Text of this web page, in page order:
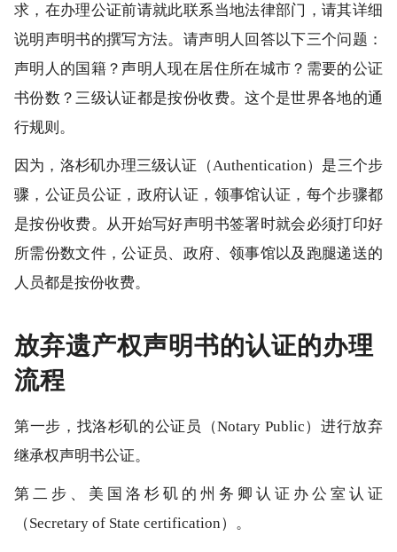
求，在办理公证前请就此联系当地法律部门，请其详细
说明声明书的撰写方法。请声明人回答以下三个问题：
声明人的国籍？声明人现在居住所在城市？需要的公证
书份数？三级认证都是按份收费。这个是世界各地的通
行规则。
因为，洛杉矶办理三级认证（Authentication）是三个步
骤，公证员公证，政府认证，领事馆认证，每个步骤都
是按份收费。从开始写好声明书签署时就会必须打印好
所需份数文件，公证员、政府、领事馆以及跑腿递送的
人员都是按份收费。
放弃遗产权声明书的认证的办理
流程
第一步，找洛杉矶的公证员（Notary Public）进行放弃
继承权声明书公证。
第二步、美国洛杉矶的州务卿认证办公室认证
（Secretary of State certification）。